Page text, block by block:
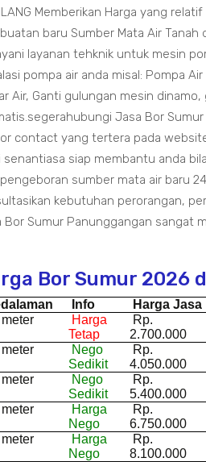
Memberikan Harga yang
baru Sumber Mata Air Tanah
layanan tehknik untuk mesin
pompa air anda misal: Pompa
Air, Ganti gulungan mesin dinamo,
Jasa Bor
contact yang tertera pada
senantiasa siap membantu anda
sumber mata air baru
kebutuhan perorangan,
Bor Sumur Panunggangan sangat
Bor Sumur 2026
Info
Harga Jasa
Harga
Tetap
Rp.
2.700.000
Nego
Sedikit
Rp.
4.050.000
Nego
Sedikit
Rp.
5.400.000
Harga
Nego
Rp.
6.750.000
Harga
Nego
Rp.
8.100.000